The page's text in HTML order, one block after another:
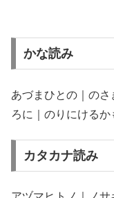
かな読み
あづまひとの｜の
ろに｜のりにけるか
カタカナ読み